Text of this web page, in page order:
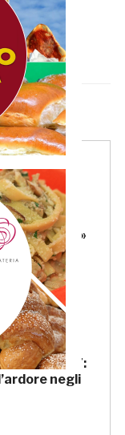
di Massi:
crescere»
è
arriva in
2026/27:
negli